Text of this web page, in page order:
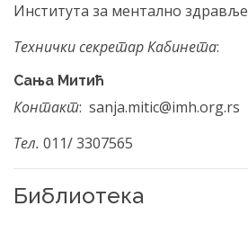
Института за ментално здравље
Технички секретар Кабинета:
Сања Митић
Контакт: sanja.mitic@imh.org.rs
Тел. 011/ 3307565
Библиотека